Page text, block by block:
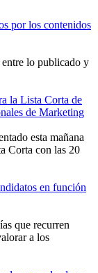
por los contenidos
lo publicado y
la Lista Corta de
de Marketing
esta mañana
Corta con las 20
en función
que recurren
a los